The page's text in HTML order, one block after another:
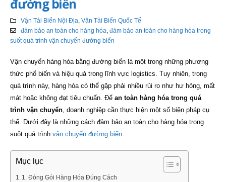
đường biển
Vận Tải Biển Nội Địa Vận Tải Biển Quốc Tế
đảm bảo an toàn cho hàng hóa đảm bảo an toàn cho hàng hóa trong
suốt quá trình vận chuyển đường biển
Vận chuyển hàng hóa bằng đường biển là một trong những phương
thức phổ biến và hiệu quả trong lĩnh vực logistics. Tuy nhiên, trong
quá trình này, hàng hóa có thể gặp phải nhiều rủi ro như hư hỏng, mất
mát hoặc không đạt tiêu chuẩn. Để an toàn hàng hóa trong quá
trình vận chuyển, doanh nghiệp cần thực hiện một số biện pháp cụ
thể. Dưới đây là những cách đảm bảo an toàn cho hàng hóa trong
suốt quá trình vận chuyển đường biển.
Mục lục
1. Đóng Gói Hàng Hóa Đúng Cách